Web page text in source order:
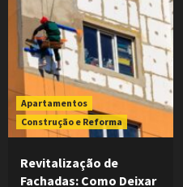
Apartamentos
Construção e Reforma
Revitalização de
Fachadas: Como Deixar